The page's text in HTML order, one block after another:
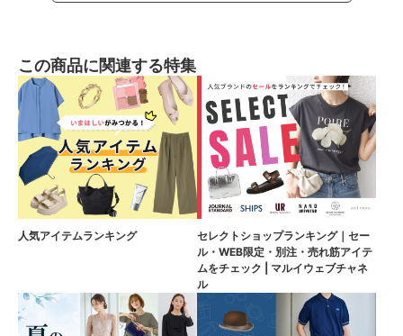
この商品に関連する特集
人気アイテムランキング
セレクトショップランキング｜セー
ル・WEB限定・別注・売れ筋アイテ
ムをチェック | マルイウェブチャネ
ル